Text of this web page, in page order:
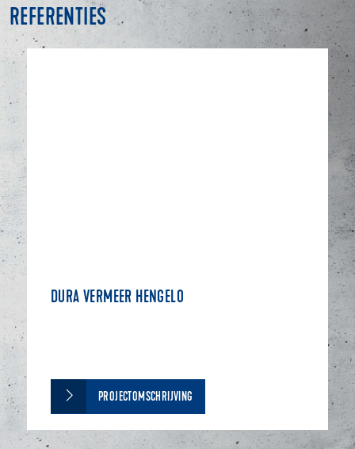
REFERENTIES
DURA VERMEER HENGELO
PROJECTOMSCHRIJVING